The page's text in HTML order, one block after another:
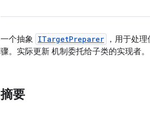
一个抽象 ITargetPreparer
，用于处
骤。实际更新 机制委托给子类的实现者。
摘要